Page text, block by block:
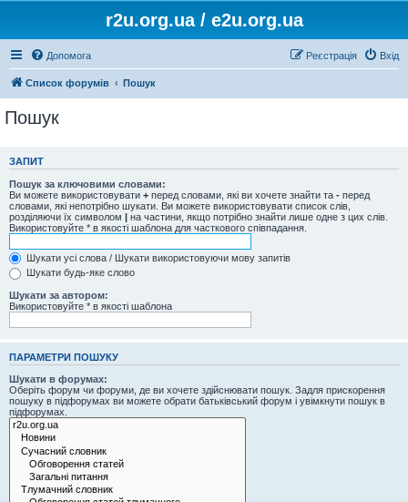
r2u.org.ua / e2u.org.ua
Допомога Вхід
Реєстрація
Список форумів Пошук
Пошук
ЗАПИТ
Пошук за ключовими словами:
Ви можете використовувати + перед словами, які ви хочете знайти та - перед
словами, які непотрібно шукати. Ви можете використовувати список слів,
розділяючи їх символом | на частини, якщо потрібно знайти лише одне з цих слів.
Використовуйте * в якості шаблона для часткового співпадання.
Шукати усі слова / Шукати використовуючи мову запитів
Шукати будь-яке слово
Шукати за автором:
Використовуйте * в якості шаблона
ПАРАМЕТРИ ПОШУКУ
Шукати в форумах:
Оберіть форум чи форуми, де ви хочете здійснювати пошук. Задля прискорення
пошуку в підфорумах ви можете обрати батьківський форум і увімкнути пошук в
підфорумах.